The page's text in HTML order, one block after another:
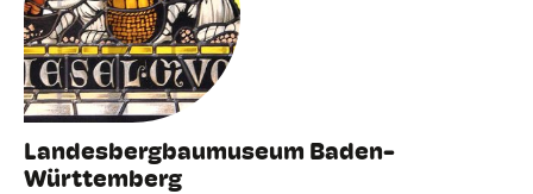
Landesbergbaumuseum Baden-
Württemberg